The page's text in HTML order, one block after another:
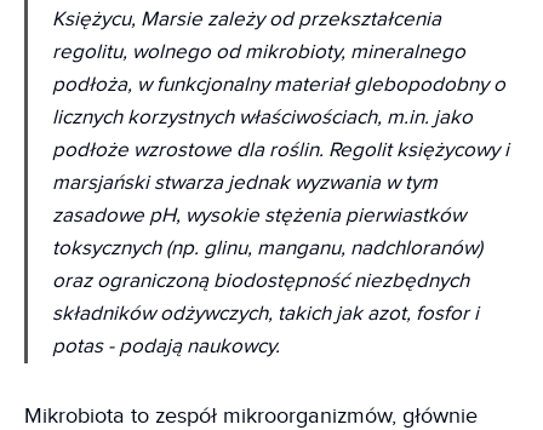
Księżycu, Marsie zależy od przekształcenia
regolitu, wolnego od mikrobioty, mineralnego
podłoża, w funkcjonalny materiał glebopodobny o
licznych korzystnych właściwościach, m.in. jako
podłoże wzrostowe dla roślin. Regolit księżycowy i
marsjański stwarza jednak wyzwania w tym
zasadowe pH, wysokie stężenia pierwiastków
toksycznych (np. glinu, manganu, nadchloranów)
oraz ograniczoną biodostępność niezbędnych
składników odżywczych, takich jak azot, fosfor i
potas - podają naukowcy.
Mikrobiota to zespół mikroorganizmów, głównie